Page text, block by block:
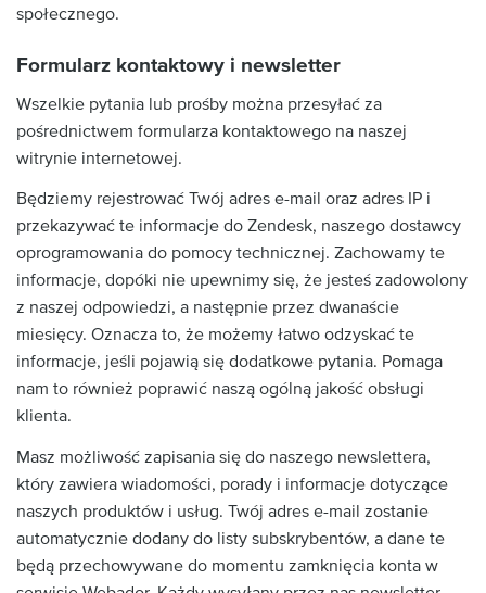
społecznego.
Formularz kontaktowy i newsletter
Wszelkie pytania lub prośby można przesyłać za
pośrednictwem formularza kontaktowego na naszej
witrynie internetowej.
Będziemy rejestrować Twój adres e-mail oraz adres IP i
przekazywać te informacje do Zendesk, naszego dostawcy
oprogramowania do pomocy technicznej. Zachowamy te
informacje, dopóki nie upewnimy się, że jesteś zadowolony
z naszej odpowiedzi, a następnie przez dwanaście
miesięcy. Oznacza to, że możemy łatwo odzyskać te
informacje, jeśli pojawią się dodatkowe pytania. Pomaga
nam to również poprawić naszą ogólną jakość obsługi
klienta.
Masz możliwość zapisania się do naszego newslettera,
który zawiera wiadomości, porady i informacje dotyczące
naszych produktów i usług. Twój adres e-mail zostanie
automatycznie dodany do listy subskrybentów, a dane te
będą przechowywane do momentu zamknięcia konta w